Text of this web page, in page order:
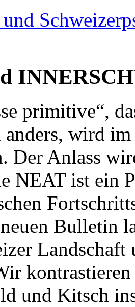
primitive“,
anders, wird
Der Anlass
NEAT ist ein
Bulletin
und Kitsch